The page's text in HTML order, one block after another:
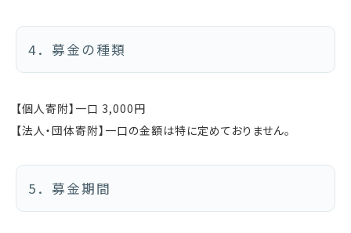
4．募金の種類
【個人寄附】一口 3,000円
【法人・団体寄附】一口の金額は特に定めておりません。
5．募金期間